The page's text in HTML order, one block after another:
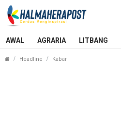
AWAL AGRARIA LITBANG
Headline Kabar